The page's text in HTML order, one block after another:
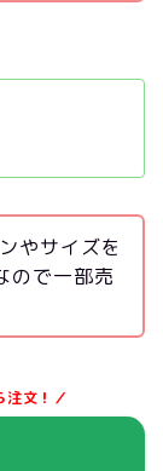
やサイズを
ので一部売
文！／